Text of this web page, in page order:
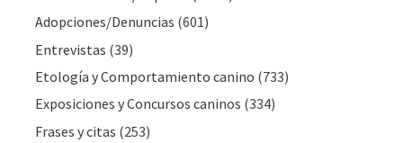
Adopciones/Denuncias (601)
Entrevistas (39)
Etología y Comportamiento canino (733)
Exposiciones y Concursos caninos (334)
Frases y citas (253)